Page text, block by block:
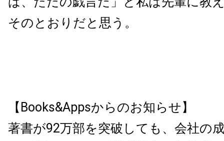
そのとおりだと思う。
【Books&Appsからのお知らせ】
著書が92万部を突破しても、会社の